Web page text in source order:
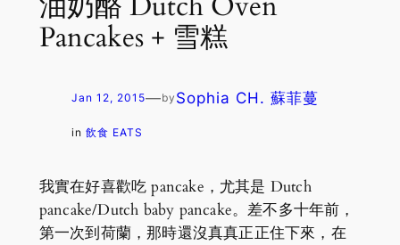
Pancakes + 雪糕
Jan 12, 2015—by Sophia CH. 蘇菲蔓
in 飲食 EATS
我實在好喜歡吃 pancake，尤其是 Dutch
pancake/Dutch baby pancake。差不多十年前，
第一次到荷蘭，那時還沒真真正正住下來，在